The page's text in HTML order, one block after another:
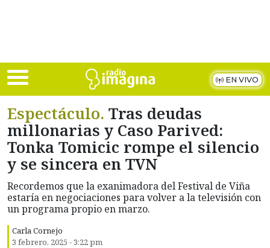
EN VIVO
Espectáculo. Tras deudas
millonarias y Caso Parived:
Tonka Tomicic rompe el silencio
y se sincera en TVN
Recordemos que la exanimadora del Festival de Viña
estaría en negociaciones para volver a la televisión con
un programa propio en marzo.
Carla Cornejo
3 febrero, 2025 - 3:22 pm